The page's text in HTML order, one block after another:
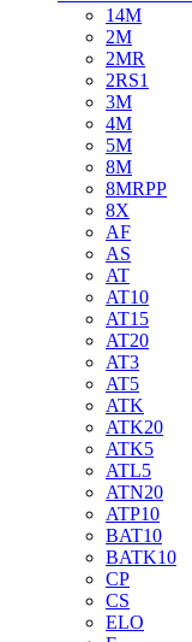
14M
2M
2MR
2RS1
3M
4M
5M
8M
8MRPP
8X
AF
AS
AT
AT10
AT15
AT20
AT3
AT5
ATK
ATK20
ATK5
ATL5
ATN20
ATP10
BAT10
BATK10
CP
CS
ELO